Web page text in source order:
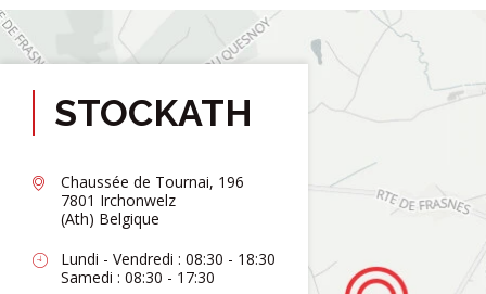
STOCKATH
Chaussée de Tournai, 196
7801 Irchonwelz
(Ath) Belgique
Lundi - Vendredi : 08:30 - 18:30
Samedi : 08:30 - 17:30